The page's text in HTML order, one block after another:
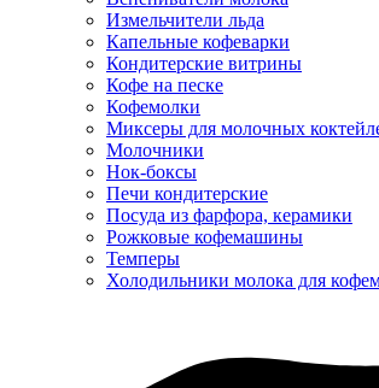
Измельчители льда
Капельные кофеварки
Кондитерские витрины
Кофе на песке
Кофемолки
Миксеры для молочных
Молочники
Нок-боксы
Печи кондитерские
Посуда из фарфора, керамики
Рожковые кофемашины
Темперы
Холодильники молока для